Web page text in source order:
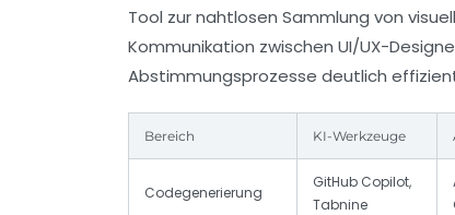
Tool zur nahtlosen Sammlung von
Kommunikation zwischen UI/UX-
Abstimmungsprozesse deutlich
Bereich KI-Werkzeuge
Codegenerierung
GitHub Copilot,
Tabnine